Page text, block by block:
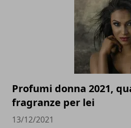
Profumi donna 2021,
fragranze per lei
13/12/2021